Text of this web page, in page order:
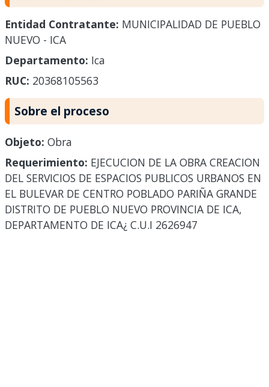
Entidad Contratante: MUNICIPALIDAD DE PUEBLO
NUEVO - ICA
Departamento: Ica
RUC: 20368105563
Sobre el proceso
Objeto: Obra
Requerimiento: EJECUCION DE LA OBRA CREACION
DEL SERVICIOS DE ESPACIOS PUBLICOS URBANOS EN
EL BULEVAR DE CENTRO POBLADO PARIÑA GRANDE
DISTRITO DE PUEBLO NUEVO PROVINCIA DE ICA,
DEPARTAMENTO DE ICA¿ C.U.I 2626947